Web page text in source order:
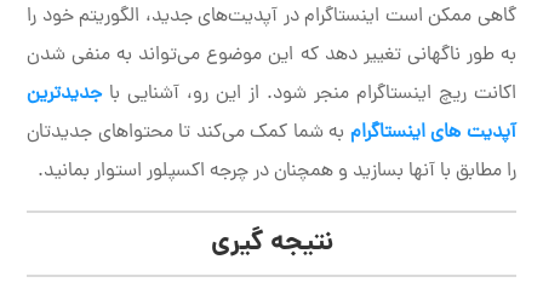
گاهی ممکن است اینستاگرام در آپدیت‌های جدید، الگوریتم خود را
به طور ناگهانی تغییر دهد که این موضوع می‌تواند به منفی شدن
اکانت ریچ اینستاگرام منجر شود. از این رو، آشنایی باجدیدترین
آپدیت های اینستاگرام به شما کمک می‌کند تا محتواهای جدیدتان
را مطابق با آنها بسازید و همچنان در چرجه اکسپلور استوار بمانید.
نتیجه گیری